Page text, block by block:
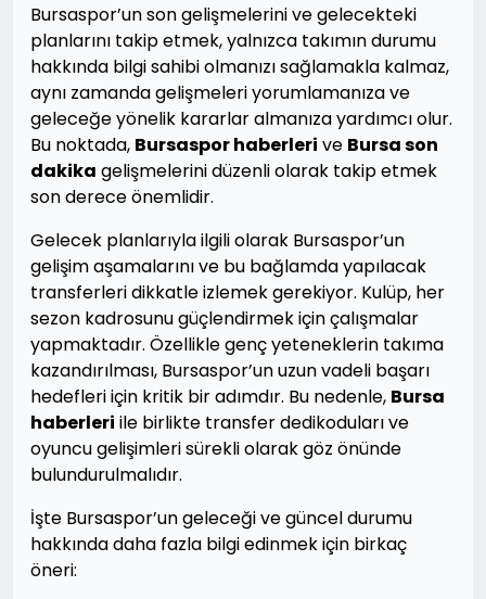
Bursaspor’un son gelişmelerini ve gelecekteki
planlarını takip etmek, yalnızca takımın durumu
hakkında bilgi sahibi olmanızı sağlamakla kalmaz,
aynı zamanda gelişmeleri yorumlamanıza ve
geleceğe yönelik kararlar almanıza yardımcı olur.
Bu noktada, Bursaspor haberleri ve Bursa son
dakika gelişmelerini düzenli olarak takip etmek
son derece önemlidir.
Gelecek planlarıyla ilgili olarak Bursaspor’un
gelişim aşamalarını ve bu bağlamda yapılacak
transferleri dikkatle izlemek gerekiyor. Kulüp, her
sezon kadrosunu güçlendirmek için çalışmalar
yapmaktadır. Özellikle genç yeteneklerin takıma
kazandırılması, Bursaspor’un uzun vadeli başarı
hedefleri için kritik bir adımdır. Bu nedenle, Bursa
haberleri ile birlikte transfer dedikoduları ve
oyuncu gelişimleri sürekli olarak göz önünde
bulundurulmalıdır.
İşte Bursaspor’un geleceği ve güncel durumu
hakkında daha fazla bilgi edinmek için birkaç
öneri: